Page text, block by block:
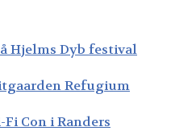
Hjelms Dyb festival
Refugium
Con i Randers